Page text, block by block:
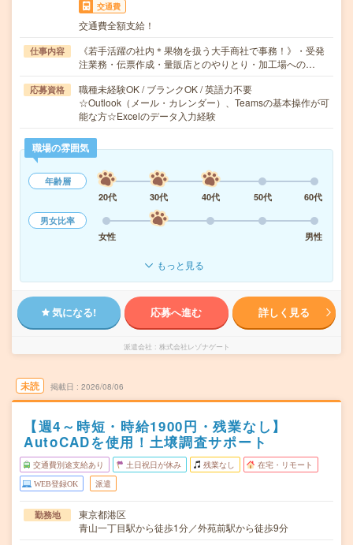
交通費
交通費全額支給！
仕事内容
《若手活躍の社内＊果物を扱う大手商社で事務！》・受発
注業務・伝票作成・量販店とのやりとり・加工場への…
応募資格
職種未経験OK / ブランクOK / 英語力不要
☆Outlook（メール・カレンダー）、Teamsの基本操作が可
能な方☆Excelのデータ入力経験
職場の雰囲気
年齢層
20代
30代 40代 50代
60代
男女比率
女性
男性
もっと見る
気になる! 応募へ進む 詳しく見る
派遣会社 株式会社レゾナゲート
未読 掲載日 2026/08/06
【週4～時短・時給1900円・残業なし】
AutoCADを使用！土壌調査サポート
交通費別途支給あり 土日祝日が休み 残業なし 在宅・リモート
WEB登録OK 派遣
勤務地
東京都港区
青山一丁目駅から徒歩1分／外苑前駅から徒歩9分